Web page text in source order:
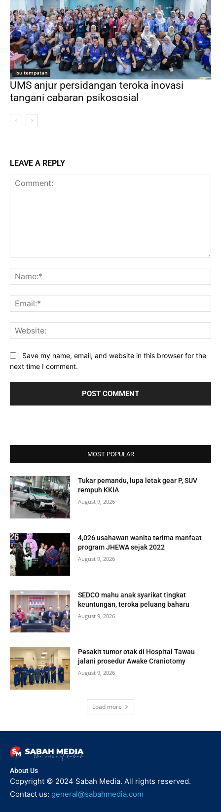
Isu tempatan
UMS anjur persidangan teroka inovasi
tangani cabaran psikososial
LEAVE A REPLY
Save my name, email, and website in this browser for the
next time I comment.
MOST POPULAR
Tukar pemandu, lupa letak gear P, SUV
rempuh KKIA
August 9, 2026
4,026 usahawan wanita terima manfaat
program JHEWA sejak 2022
August 9, 2026
SEDCO mahu anak syarikat tingkat
keuntungan, teroka peluang baharu
August 9, 2026
Pesakit tumor otak di Hospital Tawau
jalani prosedur Awake Craniotomy
August 9, 2026
Load more
About Us
Copyright © 2024 Sabah Media. All rights reserved.
Contact us: general@sabahmedia.com